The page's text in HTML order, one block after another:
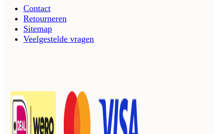
Contact
Retourneren
Sitemap
Veelgestelde vragen